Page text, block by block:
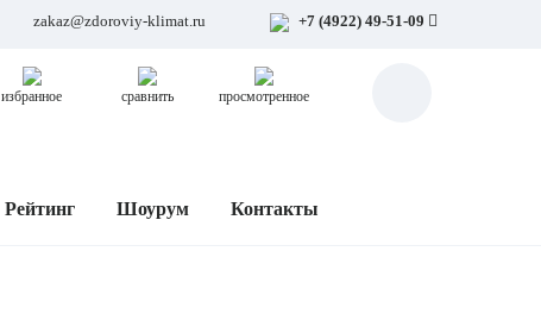
zakaz@zdoroviy-klimat.ru +7 (4922) 49-51-09
избранное сравнить просмотренное
Рейтинг Шоурум Контакты